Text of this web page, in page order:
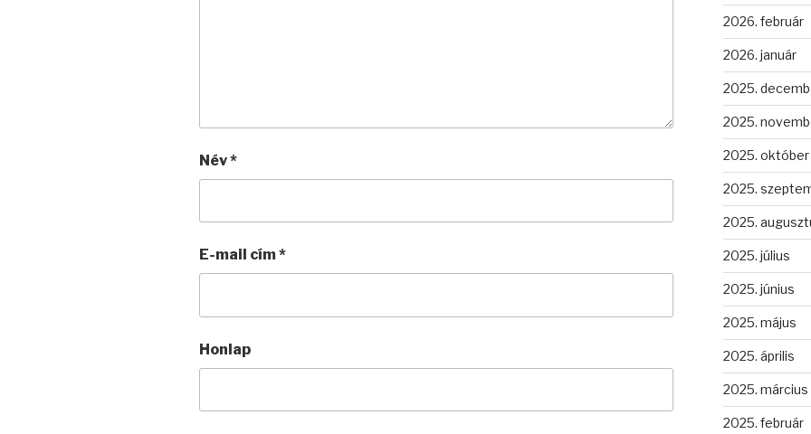
Név*
E-mail cím*
Honlap
2026. február
2026. január
2025.
2025.
2025. október
2025.
2025.
2025. július
2025. június
2025. május
2025. április
2025. március
2025. február